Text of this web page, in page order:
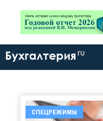
Бухгалтерия ru
СПЕЦРЕЖИМЫ